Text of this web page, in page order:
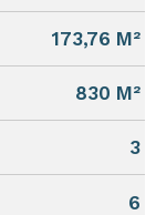
173,76 M²
830 M²
3
6